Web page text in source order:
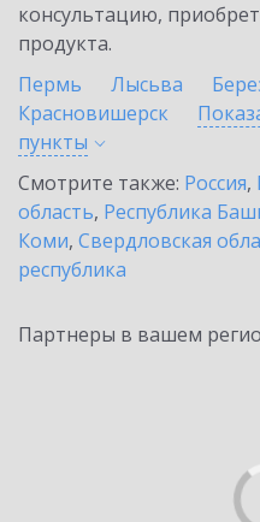
консультацию,
продукта.
Пермь
Лысьва
Красновишерск
пункты
Смотрите также: Россия,
область, Республика
Коми, Свердловская
республика
Партнеры в вашем